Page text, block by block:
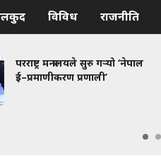
विविध राजनीति
परराष्ट्र मन्त्रालयले सुरु गर्‍यो ‘नेपाल
ई–प्रमाणीकरण प्रणाली’